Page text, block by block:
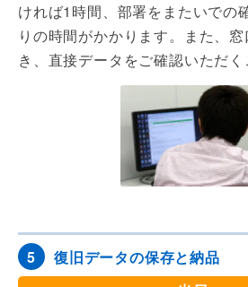
ければ1時間、部署をまたいでの
りの時間がかかります。また、
き、直接データをご確認いただく
5 復旧データの保存と納品